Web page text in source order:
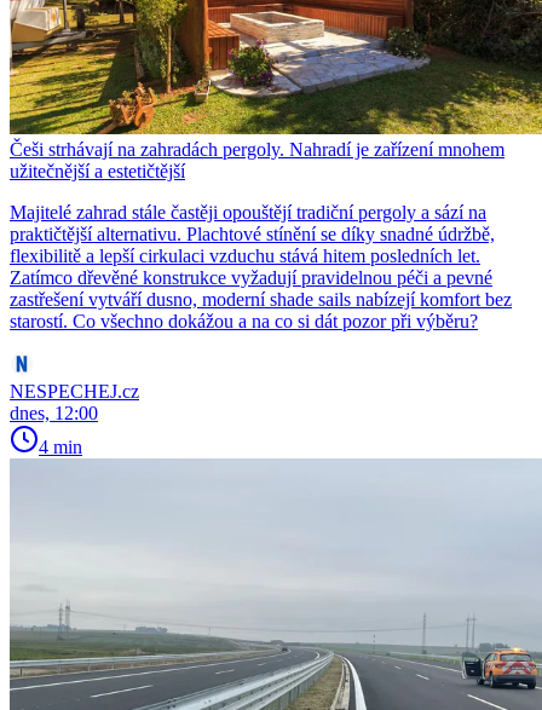
Češi strhávají na zahradách pergoly. Nahradí je zařízení mnohem
užitečnější a estetičtější
Majitelé zahrad stále častěji opouštějí tradiční pergoly a sází na
praktičtější alternativu. Plachtové stínění se díky snadné údržbě,
flexibilitě a lepší cirkulaci vzduchu stává hitem posledních let.
Zatímco dřevěné konstrukce vyžadují pravidelnou péči a pevné
zastřešení vytváří dusno, moderní shade sails nabízejí komfort bez
starostí. Co všechno dokážou a na co si dát pozor při výběru?
NESPECHEJ.cz
dnes, 12:00
4 min